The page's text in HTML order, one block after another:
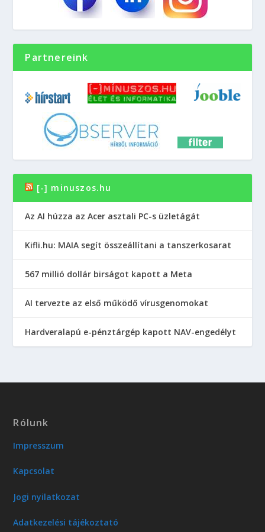
Partnereink
[-] minuszos.hu
Az AI húzza az Acer asztali PC-s üzletágát
Kifli.hu: MAIA segít összeállítani a tanszerkosarat
567 millió dollár birságot kapott a Meta
AI tervezte az első működő vírusgenomokat
Hardveralapú e-pénztárgép kapott NAV-engedélyt
Rólunk
Impresszum
Kapcsolat
Jogi nyilatkozat
Adatkezelési tájékoztató